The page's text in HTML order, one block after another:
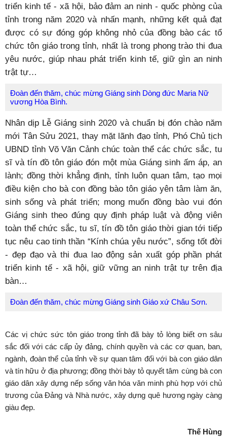
triển kinh tế - xã hội, bảo đảm an ninh - quốc phòng của
tỉnh trong năm 2020 và nhấn mạnh, những kết quả đạt
được có sự đóng góp không nhỏ của đồng bào các tổ
chức tôn giáo trong tỉnh, nhất là trong phong trào thi đua
yêu nước, giúp nhau phát triển kinh tế, giữ gìn an ninh
trật tự…
Đoàn đến thăm, chúc mừng Giáng sinh Dòng đức Maria Nữ
vương Hòa Bình.
Nhân dịp Lễ Giáng sinh 2020 và chuẩn bị đón chào năm
mới Tân Sửu 2021, thay mặt lãnh đạo tỉnh, Phó Chủ tịch
UBND tỉnh Võ Văn Cảnh chúc toàn thể các chức sắc, tu
sĩ và tín đồ tôn giáo đón một mùa Giáng sinh ấm áp, an
lành; đồng thời khẳng định, tỉnh luôn quan tâm, tạo mọi
điều kiện cho bà con đồng bào tôn giáo yên tâm làm ăn,
sinh sống và phát triển; mong muốn đồng bào vui đón
Giáng sinh theo đúng quy định pháp luật và động viên
toàn thể chức sắc, tu sĩ, tín đồ tôn giáo thời gian tới tiếp
tục nêu cao tinh thần “Kính chúa yêu nước”, sống tốt đời
- đẹp đạo và thi đua lao động sản xuất góp phần phát
triển kinh tế - xã hội, giữ vững an ninh trật tự trên địa
bàn…
Đoàn đến thăm, chúc mừng Giáng sinh Giáo xứ Châu Sơn.
Các vị chức sức tôn giáo trong tỉnh đã bày tỏ lòng biết ơn sâu
sắc đối với các cấp ủy đảng, chính quyền và các cơ quan, ban,
ngành, đoàn thể của tỉnh về sự quan tâm đối với bà con giáo dân
và tín hữu ở địa phương; đồng thời bày tỏ quyết tâm cùng bà con
giáo dân xây dựng nếp sống văn hóa văn minh phù hợp với chủ
trương của Đảng và Nhà nước, xây dựng quê hương ngày càng
giàu đẹp.
Thế Hùng